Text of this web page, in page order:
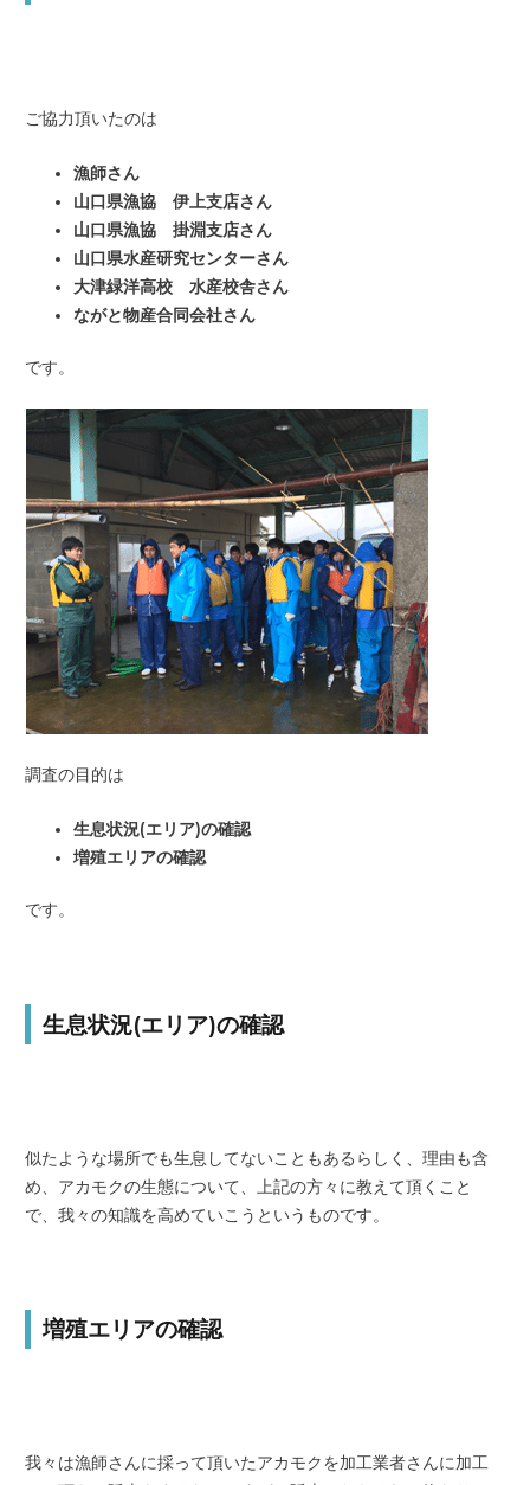
ご協力頂いたのは
漁師さん
山口県漁協 伊上支店さん
山口県漁協 掛淵支店さん
山口県水産研究センターさん
大津緑洋高校 水産校舎さん
ながと物産合同会社さん
です。
調査の目的は
生息状況(エリア)の確認
増殖エリアの確認
です。
生息状況(エリア)の確認
似たような場所でも生息してないこともあるらしく、理由も含
め、アカモクの生態について、上記の方々に教えて頂くこと
で、我々の知識を高めていこうというものです。
増殖エリアの確認
我々は漁師さんに採って頂いたアカモクを加工業者さんに加工